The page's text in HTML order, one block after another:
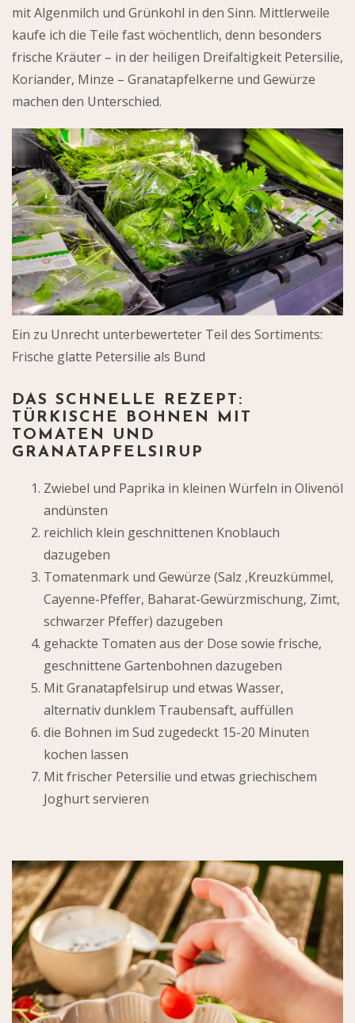
mit Algenmilch und Grünkohl in den Sinn. Mittlerweile
kaufe ich die Teile fast wöchentlich, denn besonders
frische Kräuter – in der heiligen Dreifaltigkeit Petersilie,
Koriander, Minze – Granatapfelkerne und Gewürze
machen den Unterschied.
Ein zu Unrecht unterbewerteter Teil des Sortiments:
Frische glatte Petersilie als Bund
DAS SCHNELLE REZEPT:
TÜRKISCHE BOHNEN MIT
TOMATEN UND
GRANATAPFELSIRUP
Zwiebel und Paprika in kleinen Würfeln in Olivenöl
andünsten
reichlich klein geschnittenen Knoblauch
dazugeben
Tomatenmark und Gewürze (Salz ,Kreuzkümmel,
Cayenne-Pfeffer, Baharat-Gewürzmischung, Zimt,
schwarzer Pfeffer) dazugeben
gehackte Tomaten aus der Dose sowie frische,
geschnittene Gartenbohnen dazugeben
Mit Granatapfelsirup und etwas Wasser,
alternativ dunklem Traubensaft, auffüllen
die Bohnen im Sud zugedeckt 15-20 Minuten
kochen lassen
Mit frischer Petersilie und etwas griechischem
Joghurt servieren